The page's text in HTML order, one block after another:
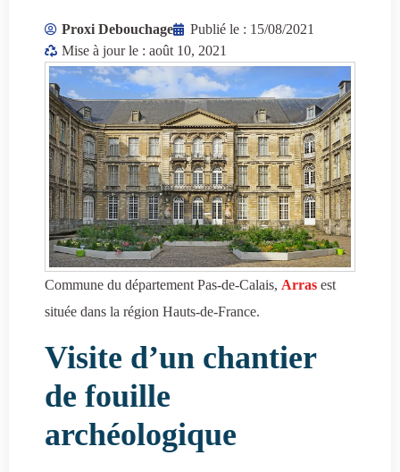
Proxi Debouchage Publié le : 15/08/2021
Mise à jour le : août 10, 2021
Commune du département Pas-de-Calais, Arras est
située dans la région Hauts-de-France.
Visite d’un chantier
de fouille
archéologique